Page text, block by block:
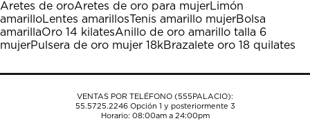
Aretes de oroAretes de oro para mujerLimón
amarilloLentes amarillosTenis amarillo mujerBolsa
amarillaOro 14 kilatesAnillo de oro amarillo talla 6
mujerPulsera de oro mujer 18kBrazalete oro 18 quilates
VENTAS POR TELÉFONO (555PALACIO):
55.5725.2246Opción 1 y posteriormente 3
Horario: 08:00am a 24:00pm